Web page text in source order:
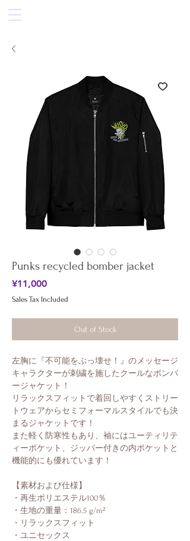
Punks recycled bomber jacket
¥11,000Price
Sales Tax Included
Out of Stock
左胸に『不可能をぶっ壊せ！』のメッセージ
キャラクターが刺繍を施したクールなボンバ
ージャケット！
リラックスフィットで着回しやすくストリー
トウェアからセミフォーマルスタイルでも決
まるジャケットです！
また軽く防寒性もあり、袖にはユーティリテ
ィーポケット、ジッパー付きの内ポケットと
機能的にも優れています！
【素材および仕様】
・再生ポリエステル100％
・生地の重量：186.5 g/m²
・リラックスフィット
・ユニセックス